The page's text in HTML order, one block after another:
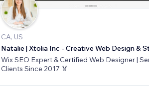
CA, US
Wix SEO Expert & Certified Web Designer |
Clients Since 2017 🏅